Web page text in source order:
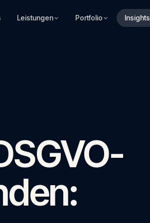
Leistungen Portfolio Insights